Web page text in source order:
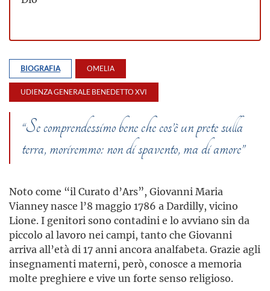
BIOGRAFIA OMELIA
UDIENZA GENERALE BENEDETTO XVI
“Se comprendessimo bene che cos’è un prete sulla
terra, moriremmo: non di spavento, ma di amore”
Noto come “il Curato d’Ars”, Giovanni Maria
Vianney nasce l’8 maggio 1786 a Dardilly, vicino
Lione. I genitori sono contadini e lo avviano sin da
piccolo al lavoro nei campi, tanto che Giovanni
arriva all’età di 17 anni ancora analfabeta. Grazie agli
insegnamenti materni, però, conosce a memoria
molte preghiere e vive un forte senso religioso.